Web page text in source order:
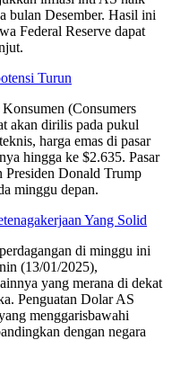
bulan Desember. Hasil ini
Federal Reserve dapat
Turun
(Consumers
akan dirilis pada pukul
harga emas di pasar
hingga ke $2.635. Pasar
Presiden Donald Trump
minggu depan.
Yang Solid
di minggu ini
(13/01/2025),
yang merana di dekat
Penguatan Dolar AS
menggarisbawahi
dengan negara